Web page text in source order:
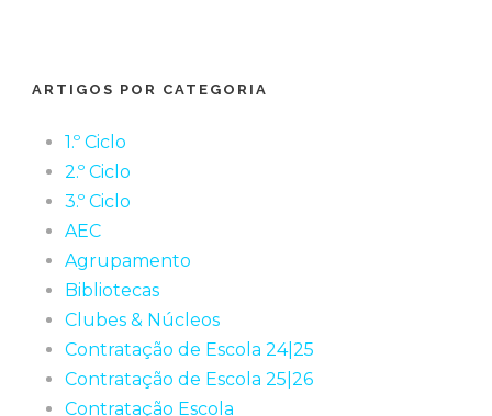
ARTIGOS POR CATEGORIA
1.º Ciclo
2.º Ciclo
3.º Ciclo
AEC
Agrupamento
Bibliotecas
Clubes & Núcleos
Contratação de Escola 24|25
Contratação de Escola 25|26
Contratação Escola